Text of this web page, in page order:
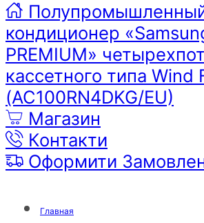
кондиционер
PREMIUM»
кассетного типа Wind
(AC100RN4DKG/EU)
Магазин
Контакти
Оформити
Главная